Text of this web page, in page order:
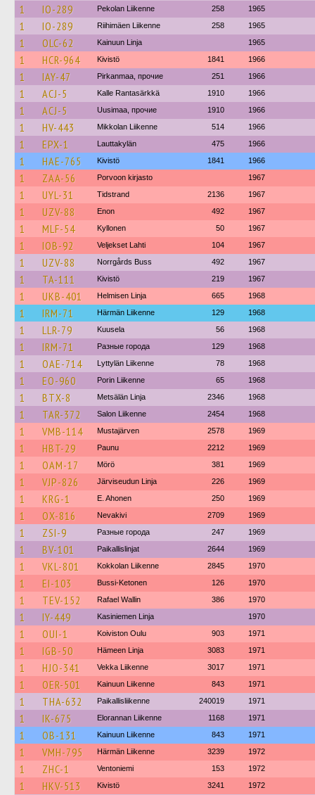
1 IO-289 Pekolan Liikenne 258 1965
1 IO-289 Riihimäen Liikenne 258 1965
1 OLC-62 Kainuun Linja 1965
1 HCR-964 Kivistö 1841 1966
1 IAY-47 Pirkanmaa, прочие 251 1966
1 ACJ-5 Kalle Rantasärkkä 1910 1966
1 ACJ-5 Uusimaa, прочие 1910 1966
1 HV-443 Mikkolan Liikenne 514 1966
1 EPX-1 Lauttakylän 475 1966
1 HAE-765 Kivistö 1841 1966
1 ZAA-56 Porvoon kirjasto 1967
1 UYL-31 Tidstrand 2136 1967
1 UZV-88 Enon 492 1967
1 MLF-54 Kyllonen 50 1967
1 IOB-92 Veljekset Lahti 104 1967
1 UZV-88 Norrgårds Buss 492 1967
1 TA-111 Kivistö 219 1967
1 UKB-401 Helmisen Linja 665 1968
1 IRM-71 Härmän Liikenne 129 1968
1 LLR-79 Kuusela 56 1968
1 IRM-71 Разные города 129 1968
1 OAE-714 Lyttylän Liikenne 78 1968
1 EO-960 Porin Liikenne 65 1968
1 BTX-8 Metsälän Linja 2346 1968
1 TAR-372 Salon Liikenne 2454 1968
1 VMB-114 Mustajärven 2578 1969
1 HBT-29 Paunu 2212 1969
1 OAM-17 Mörö 381 1969
1 VJP-826 Järviseudun Linja 226 1969
1 KRG-1 E. Ahonen 250 1969
1 OX-816 Nevakivi 2709 1969
1 ZSI-9 Разные города 247 1969
1 BV-101 Paikallislinjat 2644 1969
1 VKL-801 Kokkolan Liikenne 2845 1970
1 EI-103 Bussi-Ketonen 126 1970
1 TEV-152 Rafael Wallin 386 1970
1 IY-449 Kasiniemen Linja 1970
1 OUI-1 Koiviston Oulu 903 1971
1 IGB-50 Hämeen Linja 3083 1971
1 HJO-341 Vekka Liikenne 3017 1971
1 OER-501 Kainuun Liikenne 843 1971
1 THA-632 Paikallisliikenne 240019 1971
1 IK-675 Elorannan Liikenne 1168 1971
1 OB-131 Kainuun Liikenne 843 1971
1 VMH-795 Härmän Liikenne 3239 1972
1 ZHC-1 Ventoniemi 153 1972
1 HKV-513 Kivistö 3241 1972